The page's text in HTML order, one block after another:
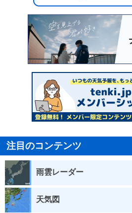
注目のコンテンツ
雨雲レーダー
天気図